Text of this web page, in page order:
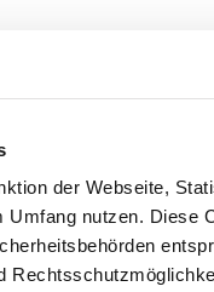
der Webseite,
Umfang nutzen.